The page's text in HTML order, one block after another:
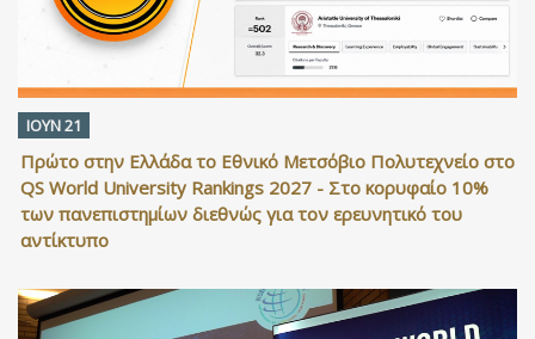
ΙΟΥΝ 21
Πρώτο στην Ελλάδα το Εθνικό Μετσόβιο Πολυτεχνείο στο
QS World University Rankings 2027 - Στο κορυφαίο 10%
των πανεπιστημίων διεθνώς για τον ερευνητικό του
αντίκτυπο